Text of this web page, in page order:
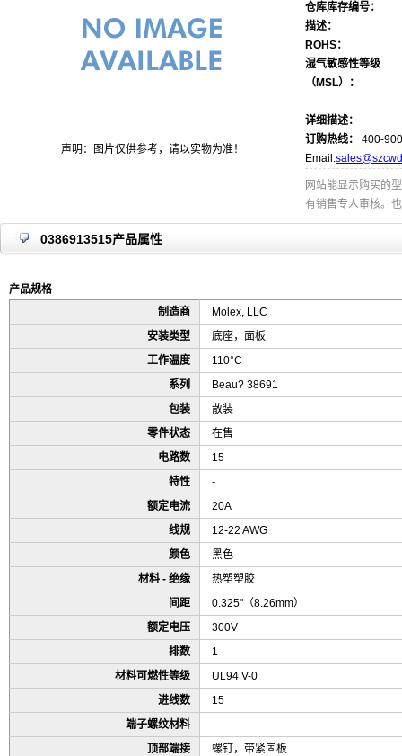
声明：图片仅供参考，请以实物为准！
仓库库存编号：
描述：
ROHS：
湿气敏感性等级
（MSL）：
详细描述：
订购热线：
400-
Email:
网站能显示购买的
有销售专人审核。
0386913515产品属性
产品规格
制造商
Molex, LLC
安装类型
底座，面板
工作温度
110°C
系列
Beau? 38691
包装
散装
零件状态
在售
电路数
15
特性
-
额定电流
20A
线规
12-22 AWG
颜色
黑色
材料 - 绝缘
热塑塑胶
间距
0.325"（8.26mm）
额定电压
300V
排数
1
材料可燃性等级
UL94 V-0
进线数
15
端子螺纹材料
-
顶部端接
螺钉，带紧固板